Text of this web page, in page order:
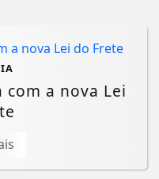
a nova Lei